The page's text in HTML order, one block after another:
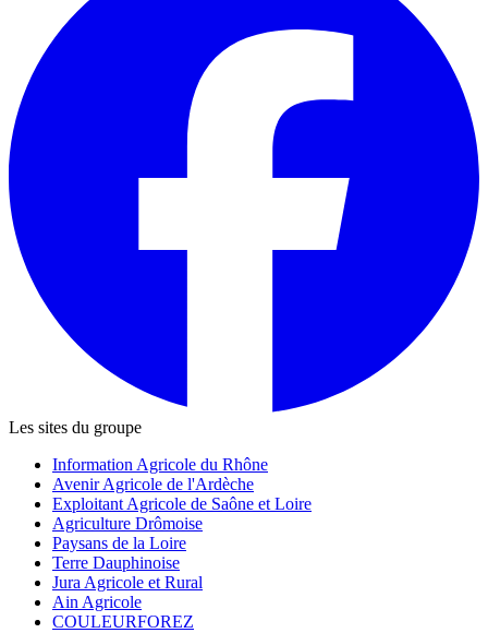
Les sites du groupe
Information Agricole du Rhône
Avenir Agricole de l'Ardèche
Exploitant Agricole de Saône et Loire
Agriculture Drômoise
Paysans de la Loire
Terre Dauphinoise
Jura Agricole et Rural
Ain Agricole
COULEURFOREZ